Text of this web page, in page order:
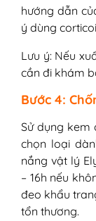
hướng dẫn
ý dùng
Lưu ý: Nếu
cần đi khám
Bước 4:
Sử dụng kem
chọn loại
nắng vật lý
– 16h nếu
đeo khẩu
tổn thương.